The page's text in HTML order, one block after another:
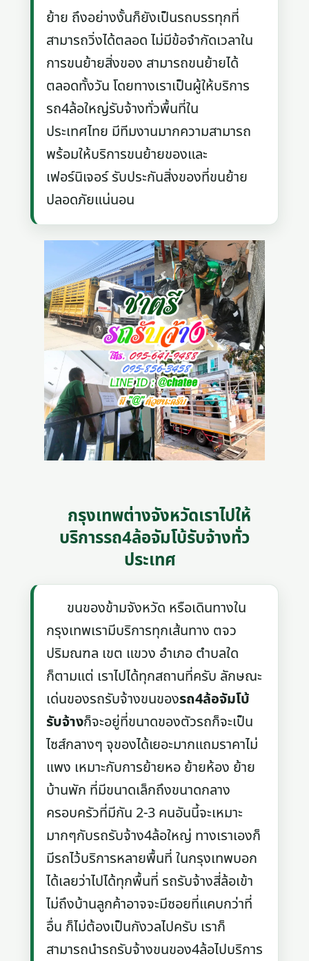
ย้าย ถึงอย่างงั้นก็ยังเป็นรถบรรทุกที่
สามารถวิ่งได้ตลอด ไม่มีข้อจำกัดเวลาใน
การขนย้ายสิ่งของ สามารถขนย้ายได้
ตลอดทั้งวัน โดยทางเราเป็นผู้ให้บริการ
รถ4ล้อใหญ่รับจ้างทั่วพื้นที่ใน
ประเทศไทย มีทีมงานมากความสามารถ
พร้อมให้บริการขนย้ายของและ
เฟอร์นิเจอร์ รับประกันสิ่งของที่ขนย้าย
ปลอดภัยแน่นอน
กรุงเทพต่างจังหวัดเราไปให้
บริการรถ4ล้อจัมโบ้รับจ้างทั่ว
ประเทศ
ขนของข้ามจังหวัด หรือเดินทางใน
กรุงเทพเรามีบริการทุกเส้นทาง ตจว
ปริมณฑล เขต แขวง อำเภอ ตำบลใด
ก็ตามแต่ เราไปได้ทุกสถานที่ครับ ลักษณะ
เด่นของรถรับจ้างขนของรถ4ล้อจัมโบ้
รับจ้างก็จะอยู่ที่ขนาดของตัวรถก็จะเป็น
ไซส์กลางๆ จุของได้เยอะมากแถมราคาไม่
แพง เหมาะกับการย้ายหอ ย้ายห้อง ย้าย
บ้านพัก ที่มีขนาดเล็กถึงขนาดกลาง
ครอบครัวที่มีกัน 2-3 คนอันนี้จะเหมาะ
มากๆกับรถรับจ้าง4ล้อใหญ่ ทางเราเองก็
มีรถไว้บริการหลายพื้นที่ ในกรุงเทพบอก
ได้เลยว่าไปได้ทุกพื้นที่ รถรับจ้างสี่ล้อเข้า
ไม่ถึงบ้านลูกค้าอาจจะมีซอยที่แคบกว่าที่
อื่น ก็ไม่ต้องเป็นกังวลไปครับ เราก็
สามารถนำรถรับจ้างขนของ4ล้อไปบริการ